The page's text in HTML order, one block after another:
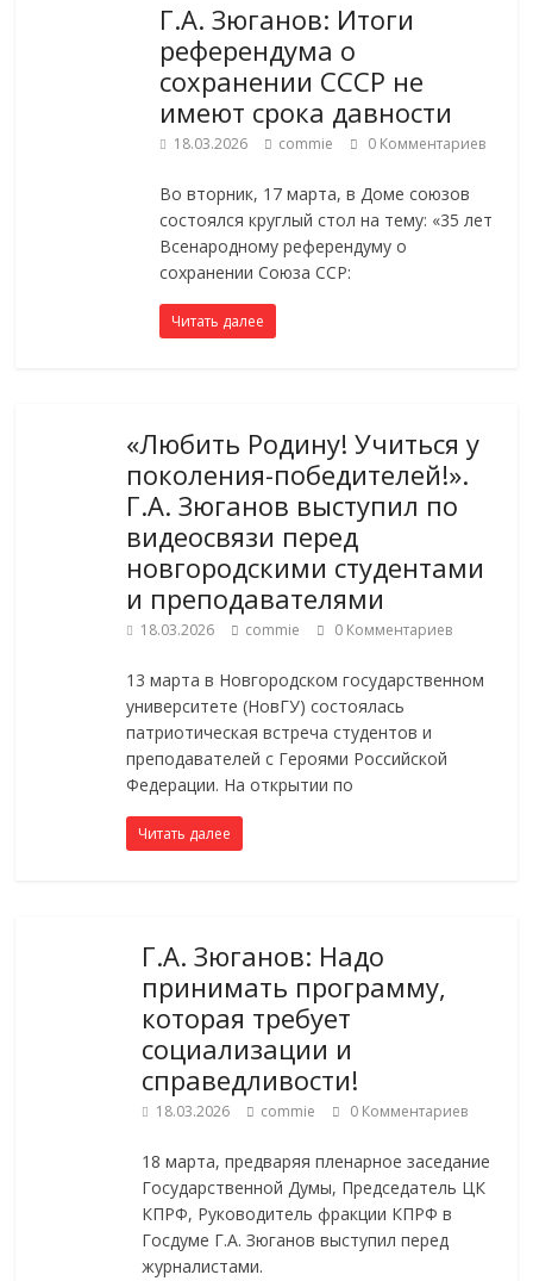
Г.А. Зюганов: Итоги
референдума о
сохранении СССР не
имеют срока давности
18.03.2026 commie 0 Комментариев
Во вторник, 17 марта, в Доме союзов
состоялся круглый стол на тему: «35 лет
Всенародному референдуму о
сохранении Союза ССР:
Читать далее
«Любить Родину! Учиться у
поколения-победителей!».
Г.А. Зюганов выступил по
видеосвязи перед
новгородскими студентами
и преподавателями
18.03.2026 commie 0 Комментариев
13 марта в Новгородском государственном
университете (НовГУ) состоялась
патриотическая встреча студентов и
преподавателей с Героями Российской
Федерации. На открытии по
Читать далее
Г.А. Зюганов: Надо
принимать программу,
которая требует
социализации и
справедливости!
18.03.2026 commie 0 Комментариев
18 марта, предваряя пленарное заседание
Государственной Думы, Председатель ЦК
КПРФ, Руководитель фракции КПРФ в
Госдуме Г.А. Зюганов выступил перед
журналистами.